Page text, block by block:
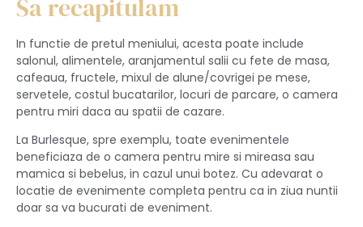
Sa recapitulam
In functie de pretul meniului, acesta poate include
salonul, alimentele, aranjamentul salii cu fete de masa,
cafeaua, fructele, mixul de alune/covrigei pe mese,
servetele, costul bucatarilor, locuri de parcare, o camera
pentru miri daca au spatii de cazare.
La Burlesque, spre exemplu, toate evenimentele
beneficiaza de o camera pentru mire si mireasa sau
mamica si bebelus, in cazul unui botez. Cu adevarat o
locatie de evenimente completa pentru ca in ziua nuntii
doar sa va bucurati de eveniment.